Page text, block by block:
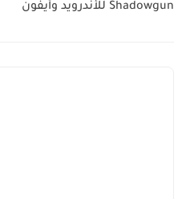
Shadowgun للأندرويد وأيفون